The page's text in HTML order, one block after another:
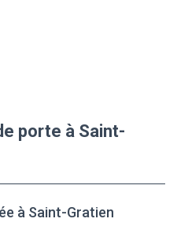
porte à Saint-
à Saint-Gratien